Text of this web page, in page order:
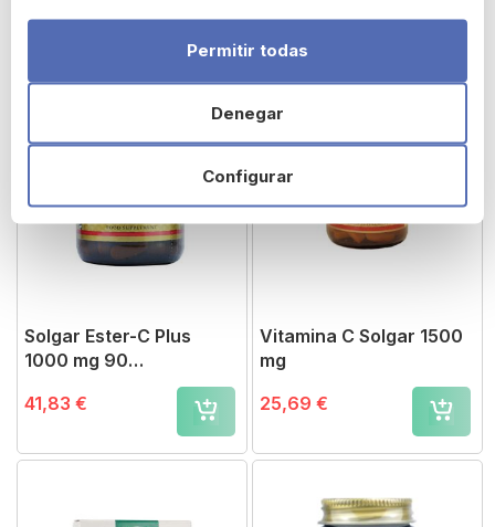
Solgar Ester-C Plus
1000 mg 90
41,83 €
Vitamina C Solgar 1500
mg
25,69 €
Configurar
Denegar
Permitir todas